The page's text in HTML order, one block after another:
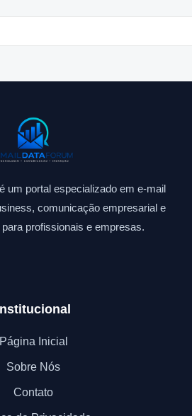
um portal especializado em e-mail
comunicação empresarial e
profissionais e empresas.
Página Inicial
Sobre Nós
Contato